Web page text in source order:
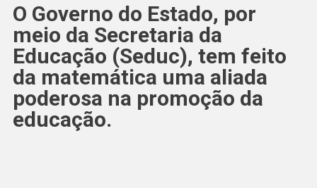
O Governo do Estado, por
meio da Secretaria da
Educação (Seduc), tem feito
da matemática uma aliada
poderosa na promoção da
educação.